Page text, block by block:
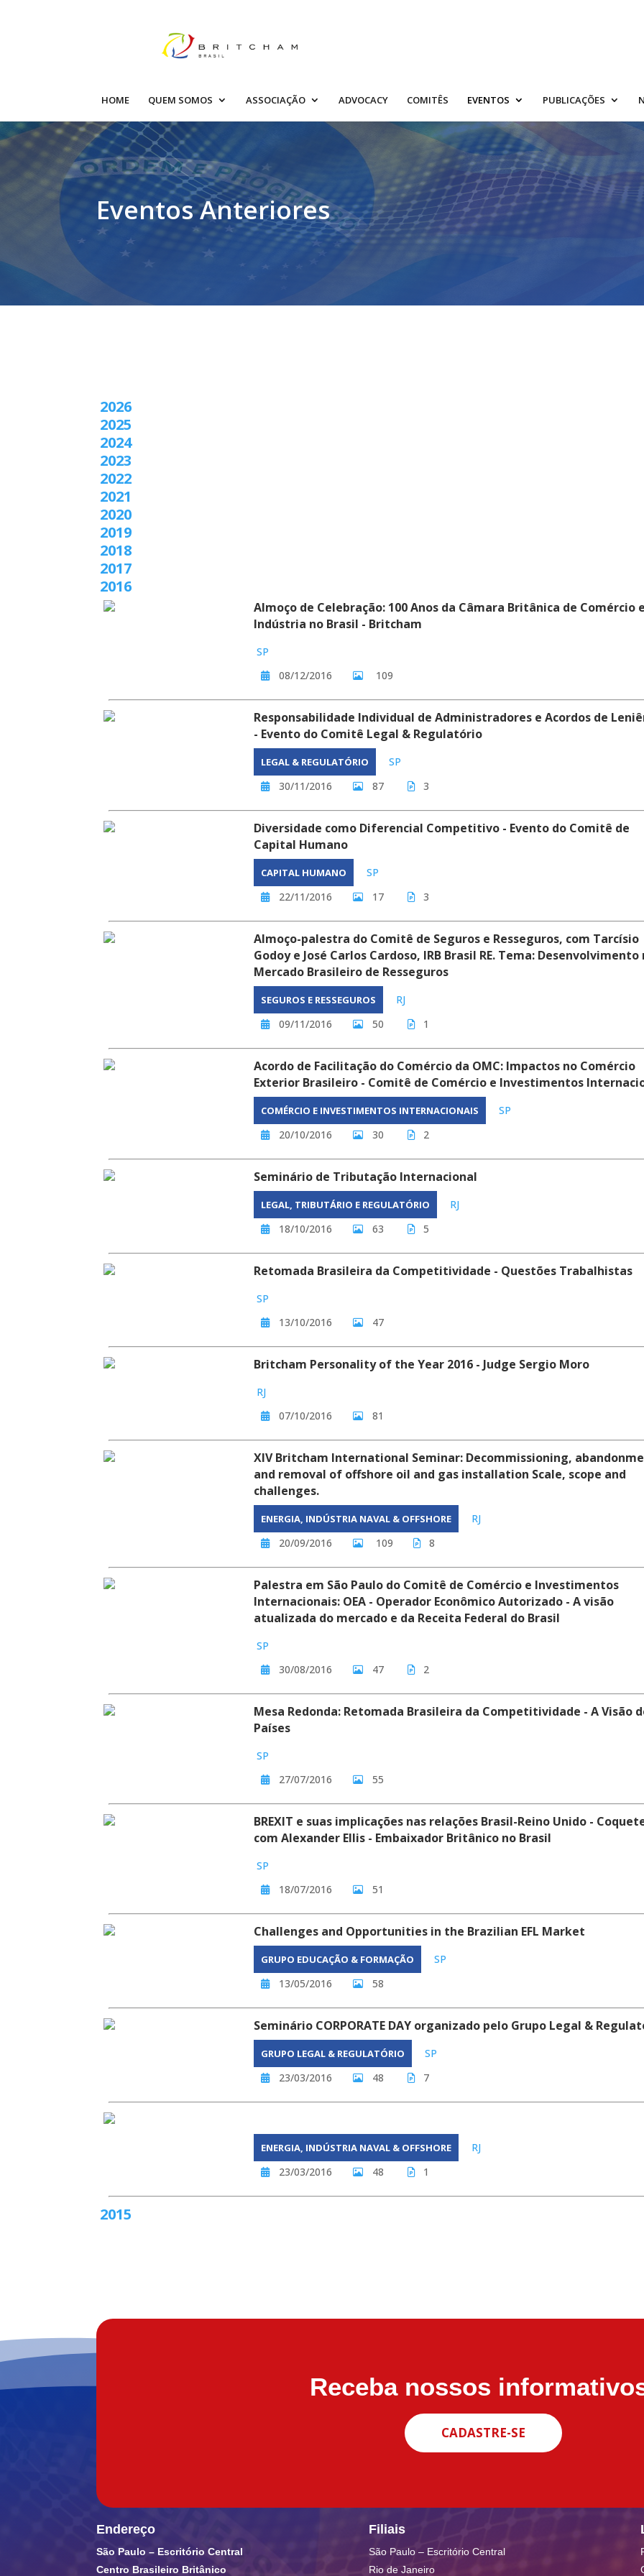
HOME QUEM SOMOS ASSOCIAÇÃO ADVOCACY COMITÊS EVENTOS PUBLICAÇÕES
Eventos Anteriores
2026
2025
2024
2023
2022
2021
2020
2019
2018
2017
2016
Almoço de Celebração: 100 Anos da Câmara Britânica de Comércio
Indústria no Brasil - Britcham
SP
08/12/2016
109
Responsabilidade Individual de Administradores e Acordos de
- Evento do Comitê Legal & Regulatório
LEGAL & REGULATÓRIO
SP
30/11/2016
87 3
Diversidade como Diferencial Competitivo - Evento do Comitê de
Capital Humano
CAPITAL HUMANO
SP
22/11/2016
17 3
Almoço-palestra do Comitê de Seguros e Resseguros, com Tarcísio
Godoy e José Carlos Cardoso, IRB Brasil RE. Tema: Desenvolvimento
Mercado Brasileiro de Resseguros
SEGUROS E RESSEGUROS
RJ
09/11/2016
50 1
Acordo de Facilitação do Comércio da OMC: Impactos no Comércio
Exterior Brasileiro - Comitê de Comércio e Investimentos
COMÉRCIO E INVESTIMENTOS INTERNACIONAIS
SP
20/10/2016
30 2
Seminário de Tributação Internacional
LEGAL, TRIBUTÁRIO E REGULATÓRIO
RJ
18/10/2016
63 5
Retomada Brasileira da Competitividade - Questões Trabalhistas
SP
13/10/2016
47
Britcham Personality of the Year 2016 - Judge Sergio Moro
RJ
07/10/2016
81
XIV Britcham International Seminar: Decommissioning,
and removal of offshore oil and gas installation Scale, scope and
challenges.
ENERGIA, INDÚSTRIA NAVAL & OFFSHORE
RJ
20/09/2016
109 8
Palestra em São Paulo do Comitê de Comércio e Investimentos
Internacionais: OEA - Operador Econômico Autorizado - A visão
atualizada do mercado e da Receita Federal do Brasil
SP
30/08/2016
47 2
Mesa Redonda: Retomada Brasileira da Competitividade - A Visão
Países
SP
27/07/2016
55
BREXIT e suas implicações nas relações Brasil-Reino Unido -
com Alexander Ellis - Embaixador Britânico no Brasil
SP
18/07/2016
51
Challenges and Opportunities in the Brazilian EFL Market
GRUPO EDUCAÇÃO & FORMAÇÃO
SP
13/05/2016
58
Seminário CORPORATE DAY organizado pelo Grupo Legal &
GRUPO LEGAL & REGULATÓRIO
SP
23/03/2016
48 7
ENERGIA, INDÚSTRIA NAVAL & OFFSHORE
RJ
23/03/2016
48 1
2015
Receba nossos
CADASTRE-SE
Endereço
São Paulo – Escritório Central
Centro Brasileiro Britânico
Filiais
São Paulo – Escritório Central
Rio de Janeiro